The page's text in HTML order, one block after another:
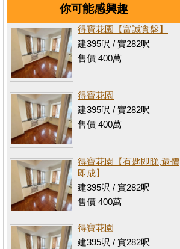
你可能感興趣
得寶花園【富誠實盤】
建395呎 / 實282呎
售價 400萬
得寶花園
建395呎 / 實282呎
售價 400萬
得寶花園【有匙即睇,還價
即成】
建395呎 / 實282呎
售價 400萬
得寶花園
建395呎 / 實282呎